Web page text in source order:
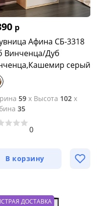
р
Афина СБ-3318
Винченца/Дуб
серый
59x Высота 102x
35
0
В корзину
ДОСТАВКА